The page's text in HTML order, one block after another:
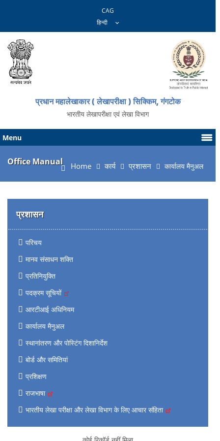
CAG
प्रधान महालेखाकार ( लेखापरीक्षा ) सिक्किम, गंगटोक
भारतीय लेखापरीक्षा एवं लेखा विभाग
Menu
Office Manual Home कार्य प्रशासन कार्यालय मैनुअल
प्रशासन
परिचय
मानव संसाधन शक्ति
प्रतिनियुक्ति
पदक्रम सूचियों
आरटीआई अधिनियम
कार्यालय मैनुअल
स्थानांतरण और पोस्टिंग दिशानिर्देश
बोर्ड और समितियां
प्रशिक्षण
राजभाषा
भारतीय लेखा परीक्षा और लेखा विभाग के लिए आचार संहिता